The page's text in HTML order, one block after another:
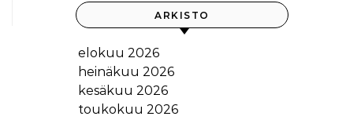
ARKISTO
elokuu 2026
heinäkuu 2026
kesäkuu 2026
toukokuu 2026